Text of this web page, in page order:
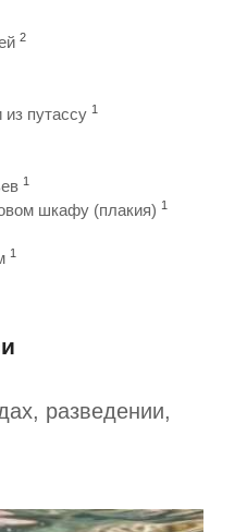
2
путассу 1
1
шкафу (плакия) 1
1
разведении,